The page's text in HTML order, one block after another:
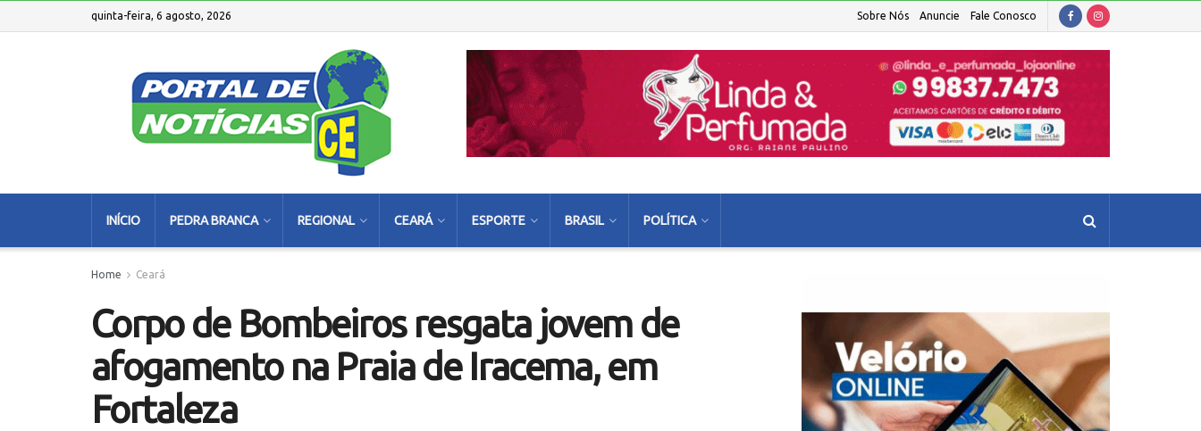
quinta-feira, 6 agosto, 2026 Sobre Nós Anuncie Fale Conosco
INÍCIO PEDRA BRANCA REGIONAL CEARÁ ESPORTE BRASIL POLÍTICA
Home Ceará
Corpo de Bombeiros resgata jovem de
afogamento na Praia de Iracema, em
Fortaleza